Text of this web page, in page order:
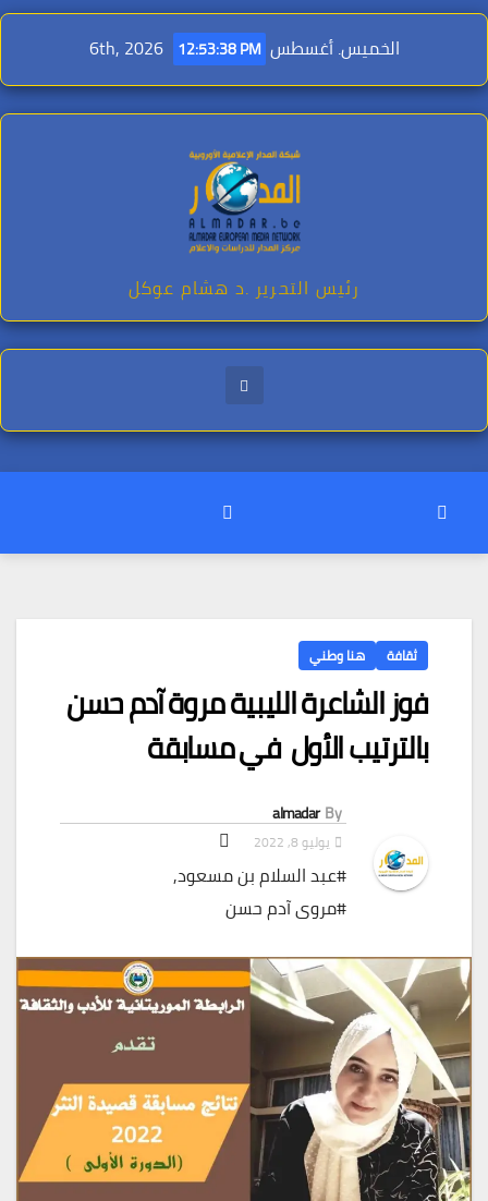
Skip
content
الخميس. أغسطس 6th, 2026 12:53:40 PM
رئيس التحرير .د هشام عوكل
ثقافة هنا وطني
فوز الشاعرة الليبية مروة آدم حسن
بالترتيب الأول في مسابقة
By
almadar
يوليو 8, 2022
#عبد السلام بن مسعود,
#مروى آدم حسن